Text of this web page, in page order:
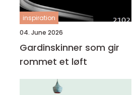
inspiration
04. June 2026
Gardinskinner som gir
rommet et løft